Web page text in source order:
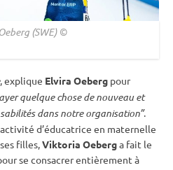
(SWE) ©
, explique Elvira Oeberg pour
quelque chose de nouveau et
dans notre organisation”.
d’éducatrice en maternelle
filles,Viktoria Oeberga fait le
se consacrer entièrement à